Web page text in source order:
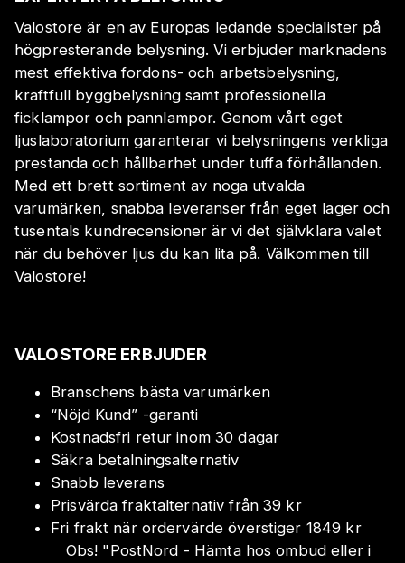
Valostore är en av Europas ledande specialister på
högpresterande belysning. Vi erbjuder marknadens
mest effektiva fordons- och arbetsbelysning,
kraftfull byggbelysning samt professionella
ficklampor och pannlampor. Genom vårt eget
ljuslaboratorium garanterar vi belysningens verkliga
prestanda och hållbarhet under tuffa förhållanden.
Med ett brett sortiment av noga utvalda
varumärken, snabba leveranser från eget lager och
tusentals kundrecensioner är vi det självklara valet
när du behöver ljus du kan lita på. Välkommen till
Valostore!
VALOSTORE ERBJUDER
Branschens bästa varumärken
“Nöjd Kund” -garanti
Kostnadsfri retur inom 30 dagar
Säkra betalningsalternativ
Snabb leverans
Prisvärda fraktalternativ från 39 kr
Fri frakt när ordervärde överstiger 1849 kr
Obs! "PostNord - Hämta hos ombud eller i